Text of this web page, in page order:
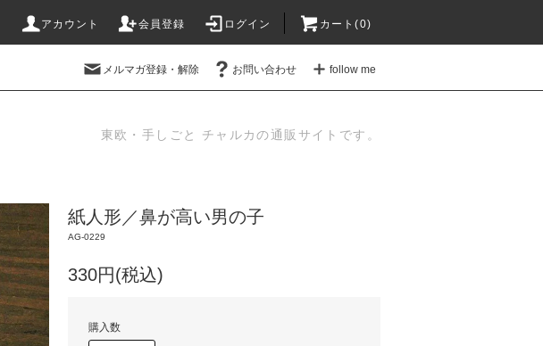
アカウント 会員登録 ログイン カート(0)
メルマガ登録・解除 お問い合わせ follow me
東欧・手しごと チャルカの通販サイトです。
紙人形／鼻が高い男の子
AG-0229
330円(税込)
購入数